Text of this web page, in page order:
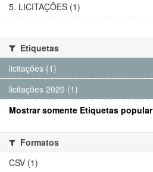
5. LICITAÇÕES (1)
Etiquetas
licitações (1)
licitações 2020 (1)
Mostrar somente Etiquetas popular
Formatos
CSV (1)